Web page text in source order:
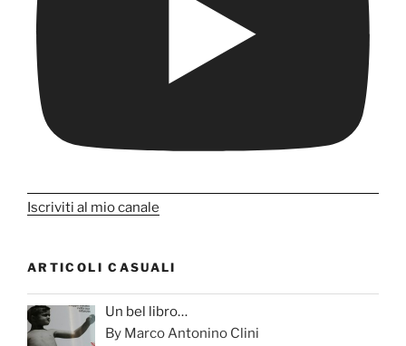
Iscriviti al mio canale
ARTICOLI CASUALI
Un bel libro…
By Marco Antonino Clini